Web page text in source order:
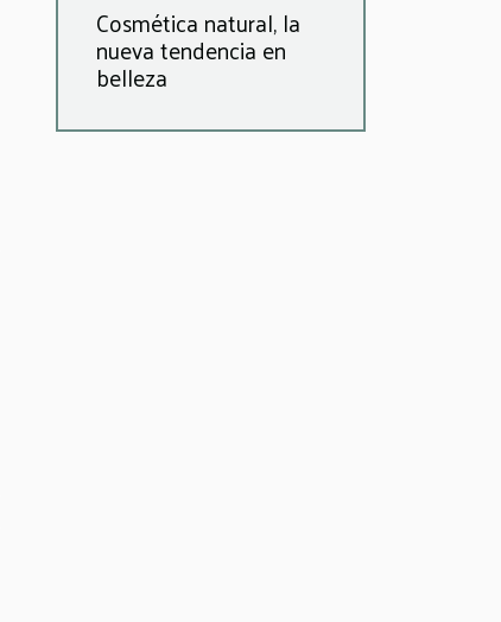
Cosmética natural, la
nueva tendencia en
belleza